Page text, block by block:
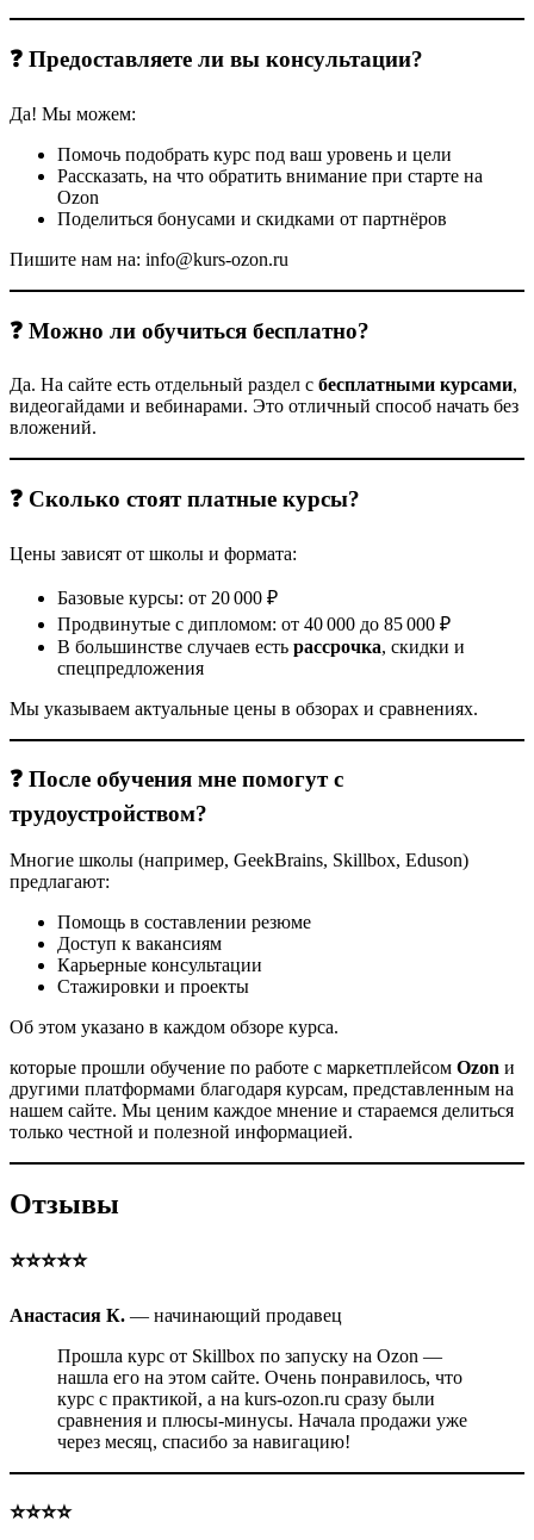
❓ Предоставляете ли вы консультации?
Да! Мы можем:
Помочь подобрать курс под ваш уровень и цели
Рассказать, на что обратить внимание при старте на
Ozon
Поделиться бонусами и скидками от партнёров
Пишите нам на: info@kurs-ozon.ru
❓ Можно ли обучиться бесплатно?
Да. На сайте есть отдельный раздел с бесплатными курсами,
видеогайдами и вебинарами. Это отличный способ начать без
вложений.
❓ Сколько стоят платные курсы?
Цены зависят от школы и формата:
Базовые курсы: от 20 000 ₽
Продвинутые с дипломом: от 40 000 до 85 000 ₽
В большинстве случаев есть рассрочка, скидки и
спецпредложения
Мы указываем актуальные цены в обзорах и сравнениях.
❓ После обучения мне помогут с
трудоустройством?
Многие школы (например, GeekBrains, Skillbox, Eduson)
предлагают:
Помощь в составлении резюме
Доступ к вакансиям
Карьерные консультации
Стажировки и проекты
Об этом указано в каждом обзоре курса.
которые прошли обучение по работе с маркетплейсом Ozon и
другими платформами благодаря курсам, представленным на
нашем сайте. Мы ценим каждое мнение и стараемся делиться
только честной и полезной информацией.
Отзывы
⭐️⭐️⭐️⭐️⭐️
Анастасия К. — начинающий продавец
Прошла курс от Skillbox по запуску на Ozon —
нашла его на этом сайте. Очень понравилось, что
курс с практикой, а на kurs-ozon.ru сразу были
сравнения и плюсы-минусы. Начала продажи уже
через месяц, спасибо за навигацию!
⭐️⭐️⭐️⭐️